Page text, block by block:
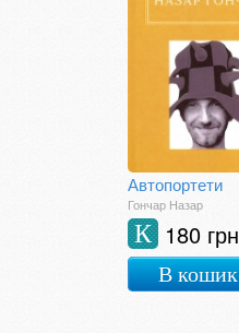
Автопортети
Гончар Назар
180 грн
К
В кошик